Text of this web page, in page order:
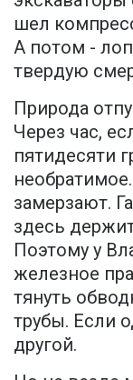
шел
А потом -
твердую
Природа
Через час,
пятидесяти
замерзают.
здесь
Поэтому у
железное
тянуть
трубы. Если
другой.